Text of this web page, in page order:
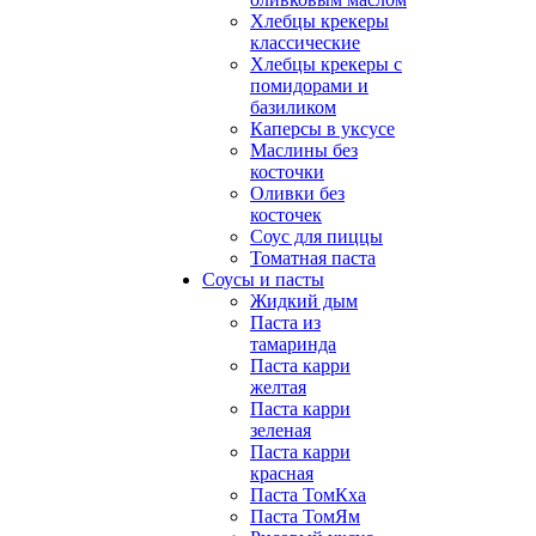
Хлебцы крекеры
классические
Хлебцы крекеры с
помидорами и
базиликом
Каперсы в уксусе
Маслины без
косточки
Оливки без
косточек
Соус для пиццы
Томатная паста
Соусы и пасты
Жидкий дым
Паста из
тамаринда
Паста карри
желтая
Паста карри
зеленая
Паста карри
красная
Паста ТомКха
Паста ТомЯм